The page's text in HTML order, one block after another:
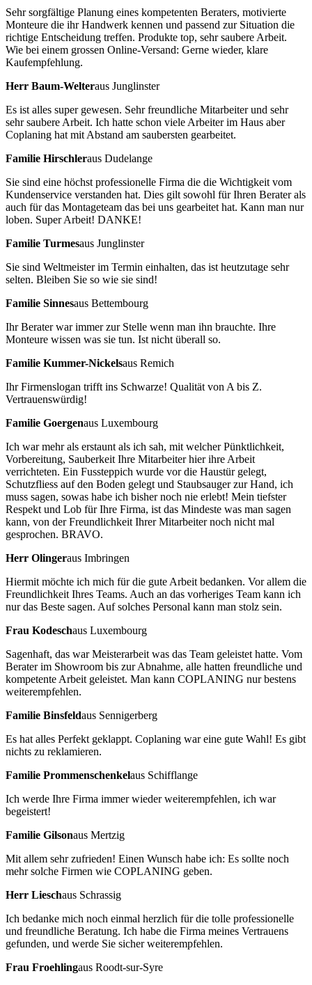
Sehr sorgfältige Planung eines kompetenten Beraters, motivierte
Monteure die ihr Handwerk kennen und passend zur Situation die
richtige Entscheidung treffen. Produkte top, sehr saubere Arbeit.
Wie bei einem grossen Online-Versand: Gerne wieder, klare
Kaufempfehlung.
Herr Baum-Welteraus Junglinster
Es ist alles super gewesen. Sehr freundliche Mitarbeiter und sehr
sehr saubere Arbeit. Ich hatte schon viele Arbeiter im Haus aber
Coplaning hat mit Abstand am saubersten gearbeitet.
Familie Hirschleraus Dudelange
Sie sind eine höchst professionelle Firma die die Wichtigkeit vom
Kundenservice verstanden hat. Dies gilt sowohl für Ihren Berater als
auch für das Montageteam das bei uns gearbeitet hat. Kann man nur
loben. Super Arbeit! DANKE!
Familie Turmesaus Junglinster
Sie sind Weltmeister im Termin einhalten, das ist heutzutage sehr
selten. Bleiben Sie so wie sie sind!
Familie Sinnesaus Bettembourg
Ihr Berater war immer zur Stelle wenn man ihn brauchte. Ihre
Monteure wissen was sie tun. Ist nicht überall so.
Familie Kummer-Nickelsaus Remich
Ihr Firmenslogan trifft ins Schwarze! Qualität von A bis Z.
Vertrauenswürdig!
Familie Goergenaus Luxembourg
Ich war mehr als erstaunt als ich sah, mit welcher Pünktlichkeit,
Vorbereitung, Sauberkeit Ihre Mitarbeiter hier ihre Arbeit
verrichteten. Ein Fussteppich wurde vor die Haustür gelegt,
Schutzfliess auf den Boden gelegt und Staubsauger zur Hand, ich
muss sagen, sowas habe ich bisher noch nie erlebt! Mein tiefster
Respekt und Lob für Ihre Firma, ist das Mindeste was man sagen
kann, von der Freundlichkeit Ihrer Mitarbeiter noch nicht mal
gesprochen. BRAVO.
Herr Olingeraus Imbringen
Hiermit möchte ich mich für die gute Arbeit bedanken. Vor allem die
Freundlichkeit Ihres Teams. Auch an das vorheriges Team kann ich
nur das Beste sagen. Auf solches Personal kann man stolz sein.
Frau Kodeschaus Luxembourg
Sagenhaft, das war Meisterarbeit was das Team geleistet hatte. Vom
Berater im Showroom bis zur Abnahme, alle hatten freundliche und
kompetente Arbeit geleistet. Man kann COPLANING nur bestens
weiterempfehlen.
Familie Binsfeldaus Sennigerberg
Es hat alles Perfekt geklappt. Coplaning war eine gute Wahl! Es gibt
nichts zu reklamieren.
Familie Prommenschenkelaus Schifflange
Ich werde Ihre Firma immer wieder weiterempfehlen, ich war
begeistert!
Familie Gilsonaus Mertzig
Mit allem sehr zufrieden! Einen Wunsch habe ich: Es sollte noch
mehr solche Firmen wie COPLANING geben.
Herr Lieschaus Schrassig
Ich bedanke mich noch einmal herzlich für die tolle professionelle
und freundliche Beratung. Ich habe die Firma meines Vertrauens
gefunden, und werde Sie sicher weiterempfehlen.
Frau Froehlingaus Roodt-sur-Syre